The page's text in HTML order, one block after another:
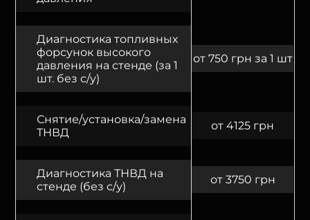
Диагностика топливных
форсунок высокого
давления на стенде (за 1
шт. без с/у)
от 750 грн за 1 шт
Снятие/установка/замена
ТНВД
от 4125 грн
Диагностика ТНВД на
стенде (без с/у)
от 3750 грн